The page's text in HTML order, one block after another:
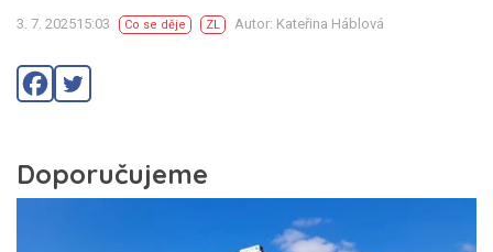
3. 7. 202515:03 Co se děje ZL Autor: Kateřina Háblová